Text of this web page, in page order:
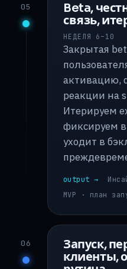
05
Beta,
связь,
НЕДЕЛЯ 6–10
Закрытая
активацию,
реакции на
Итерируем
фиксируем
уходит в
output →
MVP · план
06
Запуск,
клиенты,